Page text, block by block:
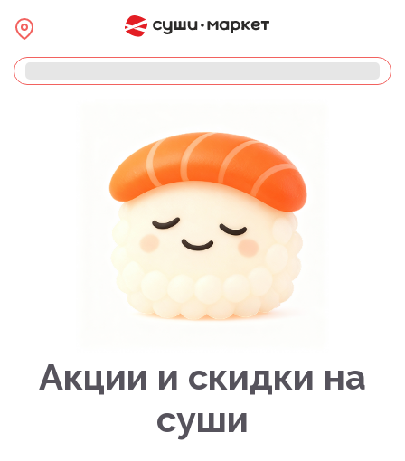
Акции и скидки на
суши